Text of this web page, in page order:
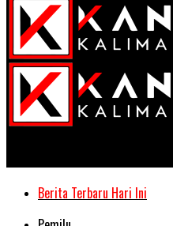
Berita Terbaru Hari Ini